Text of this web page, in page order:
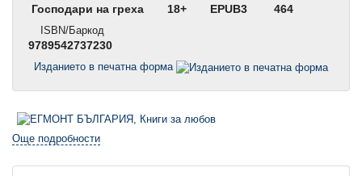
Господари на греха
18+
EPUB3
464
ISBN/Баркод
9789542737230
Изданието в печатна форма
Още подробности